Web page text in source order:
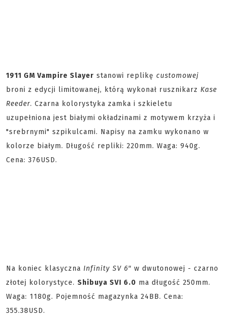
1911 GM Vampire Slayer stanowi replikę customowej
broni z edycji limitowanej, którą wykonał rusznikarz Kase
Reeder. Czarna kolorystyka zamka i szkieletu
uzupełniona jest białymi okładzinami z motywem krzyża i
"srebrnymi" szpikulcami. Napisy na zamku wykonano w
kolorze białym. Długość repliki: 220mm. Waga: 940g.
Cena: 376USD.
Na koniec klasyczna Infinity SV 6" w dwutonowej - czarno
złotej kolorystyce. Shibuya SVI 6.0 ma długość 250mm.
Waga: 1180g. Pojemność magazynka 24BB. Cena:
355.38USD.